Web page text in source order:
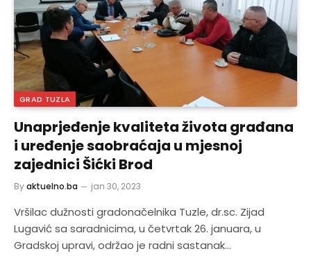
GRAD TUZLA
Unaprjeđenje kvaliteta života građana
i uređenje saobraćaja u mjesnoj
zajednici Šićki Brod
Byaktuelno.ba jan 30, 2023
Vršilac dužnosti gradonačelnika Tuzle, dr.sc. Zijad
Lugavić sa saradnicima, u četvrtak 26. januara, u
Gradskoj upravi, održao je radni sastanak…